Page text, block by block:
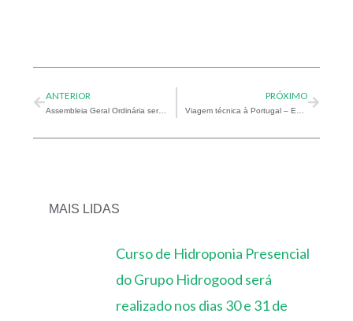
ANTERIOR
Assembleia Geral Ordinária será em 24/03
PRÓXIMO
MAIS LIDAS
Curso de Hidroponia Presencial
do Grupo Hidrogood será
realizado nos dias 30 e 31 de